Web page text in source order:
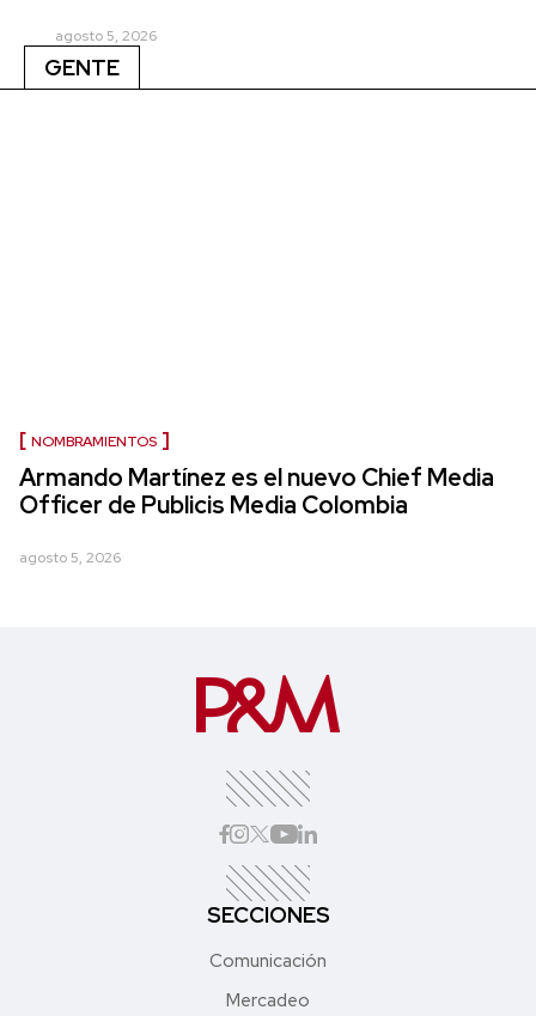
agosto 5, 2026
GENTE
NOMBRAMIENTOS
Armando Martínez es el nuevo Chief Media
Officer de Publicis Media Colombia
agosto 5, 2026
SECCIONES
Comunicación
Mercadeo